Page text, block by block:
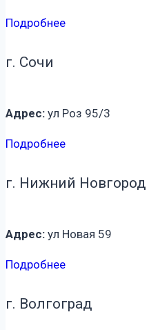
Подробнее
г. Сочи
Адрес: ул Роз 95/3
Подробнее
г. Нижний Новгород
Адрес: ул Новая 59
Подробнее
г. Волгоград